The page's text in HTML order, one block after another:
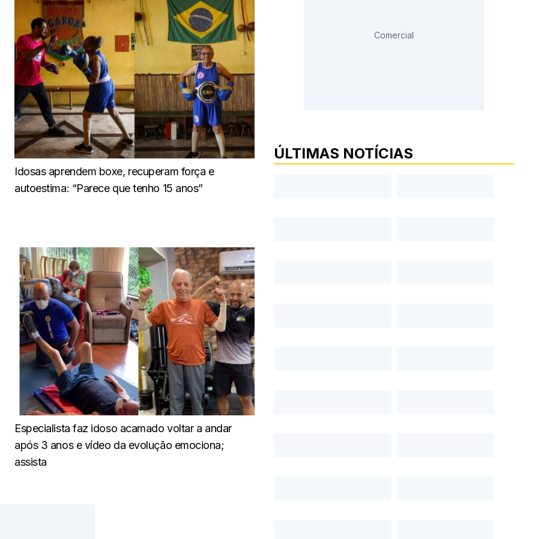
Idosas aprendem boxe, recuperam força e
autoestima: “Parece que tenho 15 anos”
Especialista faz idoso acamado voltar a andar
após 3 anos e vídeo da evolução emociona;
assista
Comercial
ÚLTIMAS NOTÍCIAS